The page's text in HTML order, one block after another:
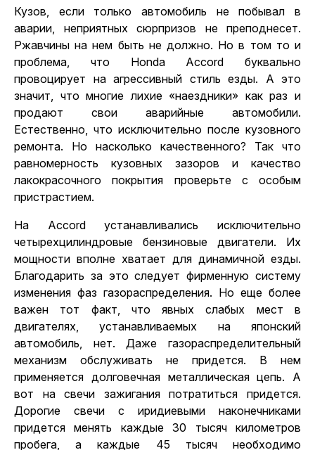
Кузов, если только автомобиль не побывал в
аварии, неприятных сюрпризов не преподнесет.
Ржавчины на нем быть не должно. Но в том то и
проблема, что Honda Accord буквально
провоцирует на агрессивный стиль езды. А это
значит, что многие лихие «наездники» как раз и
продают свои аварийные автомобили.
Естественно, что исключительно после кузовного
ремонта. Но насколько качественного? Так что
равномерность кузовных зазоров и качество
лакокрасочного покрытия проверьте с особым
пристрастием.
На Accord устанавливались исключительно
четырехцилиндровые бензиновые двигатели. Их
мощности вполне хватает для динамичной езды.
Благодарить за это следует фирменную систему
изменения фаз газораспределения. Но еще более
важен тот факт, что явных слабых мест в
двигателях, устанавливаемых на японский
автомобиль, нет. Даже газораспределительный
механизм обслуживать не придется. В нем
применяется долговечная металлическая цепь. А
вот на свечи зажигания потратиться придется.
Дорогие свечи с иридиевыми наконечниками
придется менять каждые 30 тысяч километров
пробега, а каждые 45 тысяч необходимо